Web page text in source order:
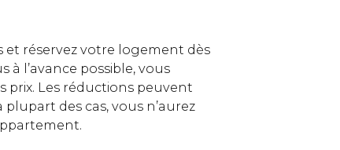
et réservez votre logement dès
à l’avance possible, vous
prix. Les réductions peuvent
plupart des cas, vous n’aurez